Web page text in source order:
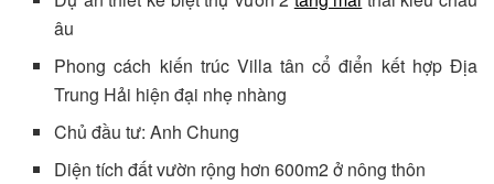
âu
Phong cách kiến trúc Villa tân cổ điển kết hợp Địa
Trung Hải hiện đại nhẹ nhàng
Chủ đầu tư: Anh Chung
Diện tích đất vườn rộng hơn 600m2 ở nông thôn